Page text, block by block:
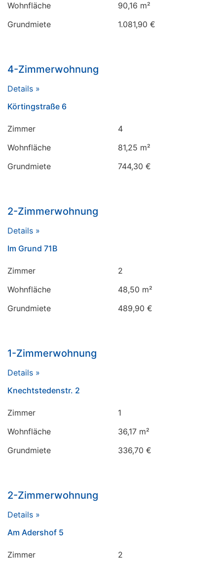
Wohnfläche
90,16 m²
Grundmiete
1.081,90 €
4-Zimmerwohnung
Details »
Körtingstraße 6
Zimmer
4
Wohnfläche
81,25 m²
Grundmiete
744,30 €
2-Zimmerwohnung
Details »
Im Grund 71B
Zimmer
2
Wohnfläche
48,50 m²
Grundmiete
489,90 €
1-Zimmerwohnung
Details »
Knechtstedenstr. 2
Zimmer
1
Wohnfläche
36,17 m²
Grundmiete
336,70 €
2-Zimmerwohnung
Details »
Am Adershof 5
Zimmer
2